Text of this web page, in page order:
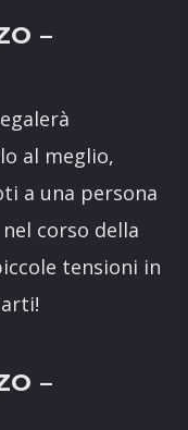
–
al meglio,
a una persona
corso della
tensioni in
–